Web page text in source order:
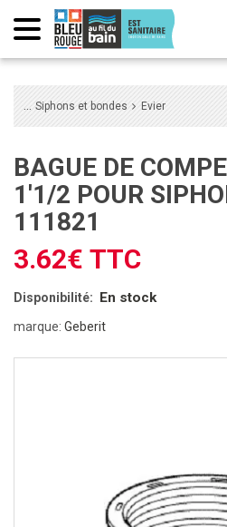
Siphons et bondes Evier
BAGUE DE COMPENSATION
1'1/2 POUR
111821
3.62€ TTC
Disponibilité: En stock
marque: Geberit